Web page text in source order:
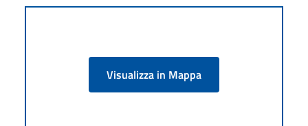
Visualizza in Mappa